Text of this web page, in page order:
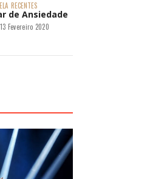
RECENTES
de Ansiedade
13 Fevereiro 2020